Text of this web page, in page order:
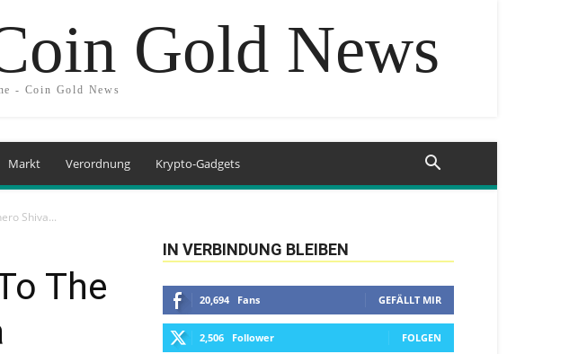
Gold News
- Coin Gold News
Markt Verordnung Krypto-Gadgets
Shiva...
The
IN VERBINDUNG BLEIBEN
20,694 Fans GEFÄLLT MIR
2,506 Follower FOLGEN